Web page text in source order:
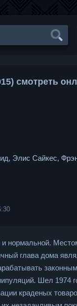
смотреть
Элис Сайкес,
и нормальной.
глава дома
Шел 1974
краденых